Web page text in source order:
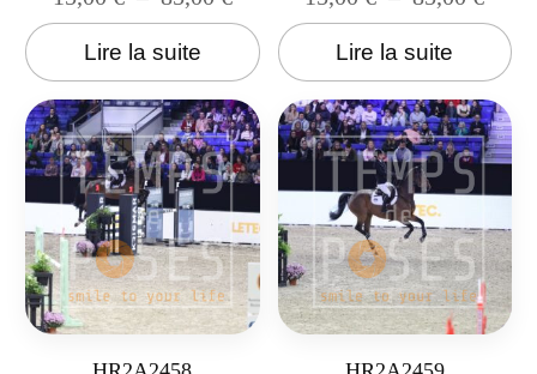
Lire la suite Lire la suite